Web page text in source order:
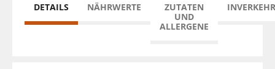
DETAILS NÄHRWERTE
ZUTATEN
UND
ALLERGENE